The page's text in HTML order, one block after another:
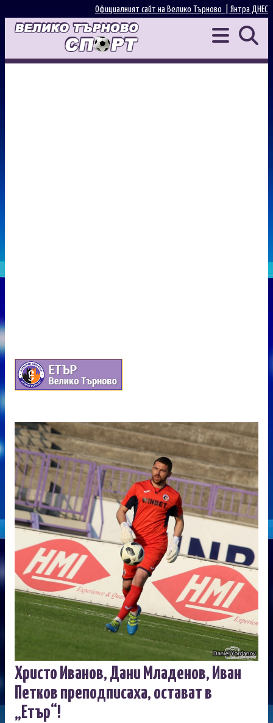
Янтра ДНЕС
Официалният сайт на Велико Търново |
Христо Иванов, Дани Младенов, Иван
Петков преподписаха, остават в
„Етър“!